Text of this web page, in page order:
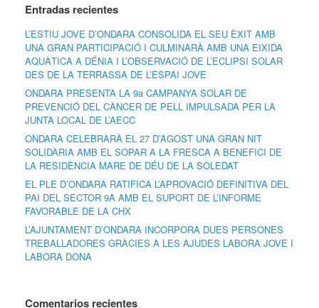
Entradas recientes
L’ESTIU JOVE D’ONDARA CONSOLIDA EL SEU ÈXIT AMB
UNA GRAN PARTICIPACIÓ I CULMINARÀ AMB UNA EIXIDA
AQUÀTICA A DÉNIA I L’OBSERVACIÓ DE L’ECLIPSI SOLAR
DES DE LA TERRASSA DE L’ESPAI JOVE
ONDARA PRESENTA LA 9a CAMPANYA SOLAR DE
PREVENCIÓ DEL CÀNCER DE PELL IMPULSADA PER LA
JUNTA LOCAL DE L’AECC
ONDARA CELEBRARÀ EL 27 D’AGOST UNA GRAN NIT
SOLIDÀRIA AMB EL SOPAR A LA FRESCA A BENEFICI DE
LA RESIDÈNCIA MARE DE DÉU DE LA SOLEDAT
EL PLE D’ONDARA RATIFICA L’APROVACIÓ DEFINITIVA DEL
PAI DEL SECTOR 9A AMB EL SUPORT DE L’INFORME
FAVORABLE DE LA CHX
L’AJUNTAMENT D’ONDARA INCORPORA DUES PERSONES
TREBALLADORES GRÀCIES A LES AJUDES LABORA JOVE I
LABORA DONA
Comentarios recientes